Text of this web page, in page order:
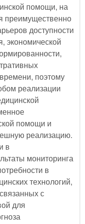
помощи, на
преимущественно
доступности
экономической
поэтому
реализации
помощи и
реализацию.
в
мониторинга
в
технологий,
с
для